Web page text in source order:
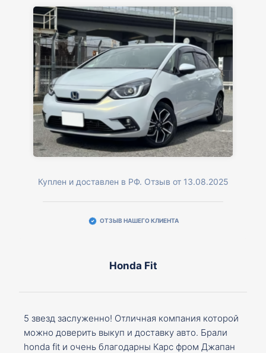
Куплен и доставлен в РФ. Отзыв от 13.08.2025
ОТЗЫВ НАШЕГО КЛИЕНТА
Honda Fit
5 звезд заслуженно! Отличная компания которой
можно доверить выкуп и доставку авто. Брали
honda fit и очень благодарны Карс фром Джапан